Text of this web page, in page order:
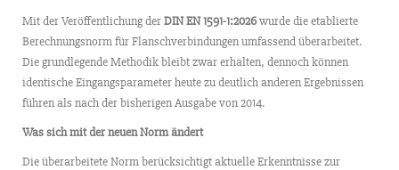
Mit der Veröffentlichung derDIN EN 1591-1:2026wurde die etablierte
Berechnungsnorm für Flanschverbindungen umfassend überarbeitet.
Die grundlegende Methodik bleibt zwar erhalten, dennoch können
identische Eingangsparameter heute zu deutlich anderen Ergebnissen
führen als nach der bisherigen Ausgabe von 2014.
Was sich mit der neuen Norm ändert
Die überarbeitete Norm berücksichtigt aktuelle Erkenntnisse zur